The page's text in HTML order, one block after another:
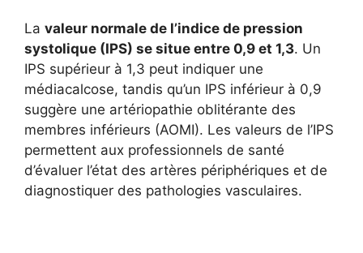
La valeur normale de l’indice de pression
systolique (IPS) se situe entre 0,9 et 1,3. Un
IPS supérieur à 1,3 peut indiquer une
médiacalcose, tandis qu’un IPS inférieur à 0,9
suggère une artériopathie oblitérante des
membres inférieurs (AOMI). Les valeurs de l’IPS
permettent aux professionnels de santé
d’évaluer l’état des artères périphériques et de
diagnostiquer des pathologies vasculaires.